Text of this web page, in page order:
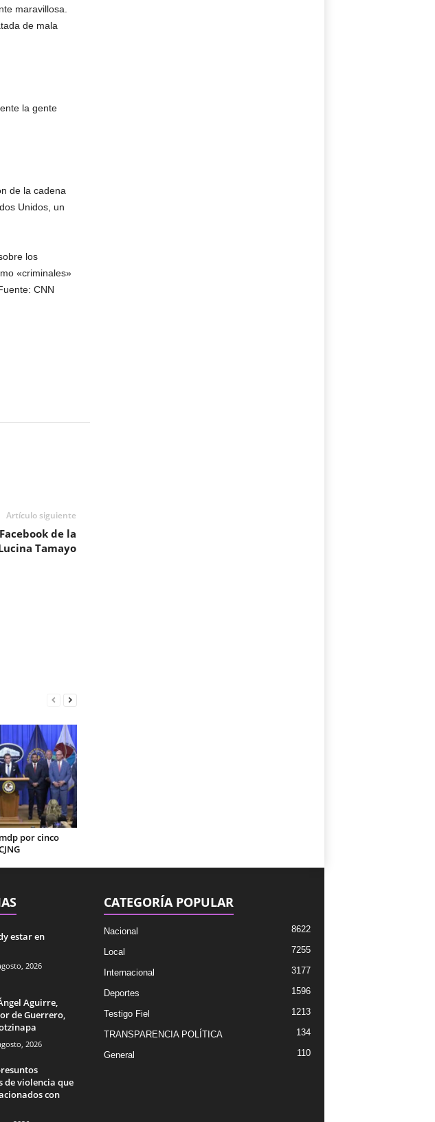
maravillosa.
de mala
la gente
de la cadena
Unidos, un
los
«criminales»
CNN
Artículo siguiente
de la
Tamayo
por cinco
estar en
2026
Aguirre,
de Guerrero,
2026
de violencia que
con
CATEGORÍA POPULAR
Nacional 8622
Local 7255
Internacional 3177
Deportes 1596
Testigo Fiel 1213
TRANSPARENCIA POLÍTICA 134
General 110